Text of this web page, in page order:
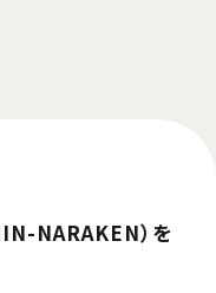
NARAKEN）を